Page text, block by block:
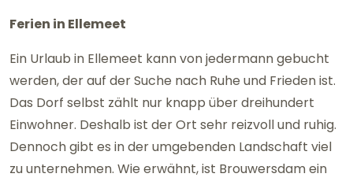
Ferien in Ellemeet
Ein Urlaub in Ellemeet kann von jedermann gebucht
werden, der auf der Suche nach Ruhe und Frieden ist.
Das Dorf selbst zählt nur knapp über dreihundert
Einwohner. Deshalb ist der Ort sehr reizvoll und ruhig.
Dennoch gibt es in der umgebenden Landschaft viel
zu unternehmen. Wie erwähnt, ist Brouwersdam ein